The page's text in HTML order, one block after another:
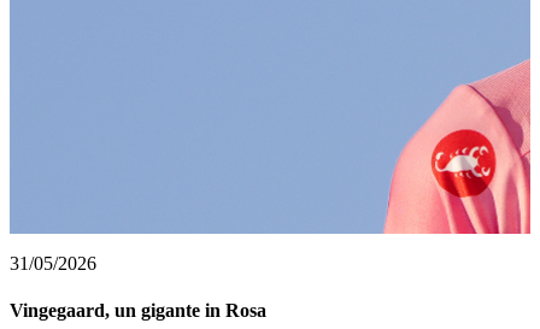
31/05/2026
Vingegaard, un gigante in Rosa